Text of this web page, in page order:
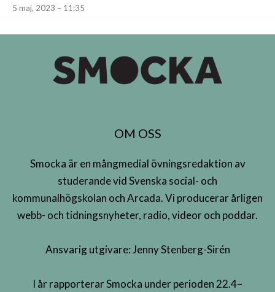
5 maj, 2023 – 11:35
OM OSS
Smocka är en mångmedial övningsredaktion av
studerande vid Svenska social- och
kommunalhögskolan och Arcada. Vi producerar årligen
webb- och tidningsnyheter, radio, videor och poddar.
Ansvarig utgivare: Jenny Stenberg-Sirén
I år rapporterar Smocka under perioden 22.4–